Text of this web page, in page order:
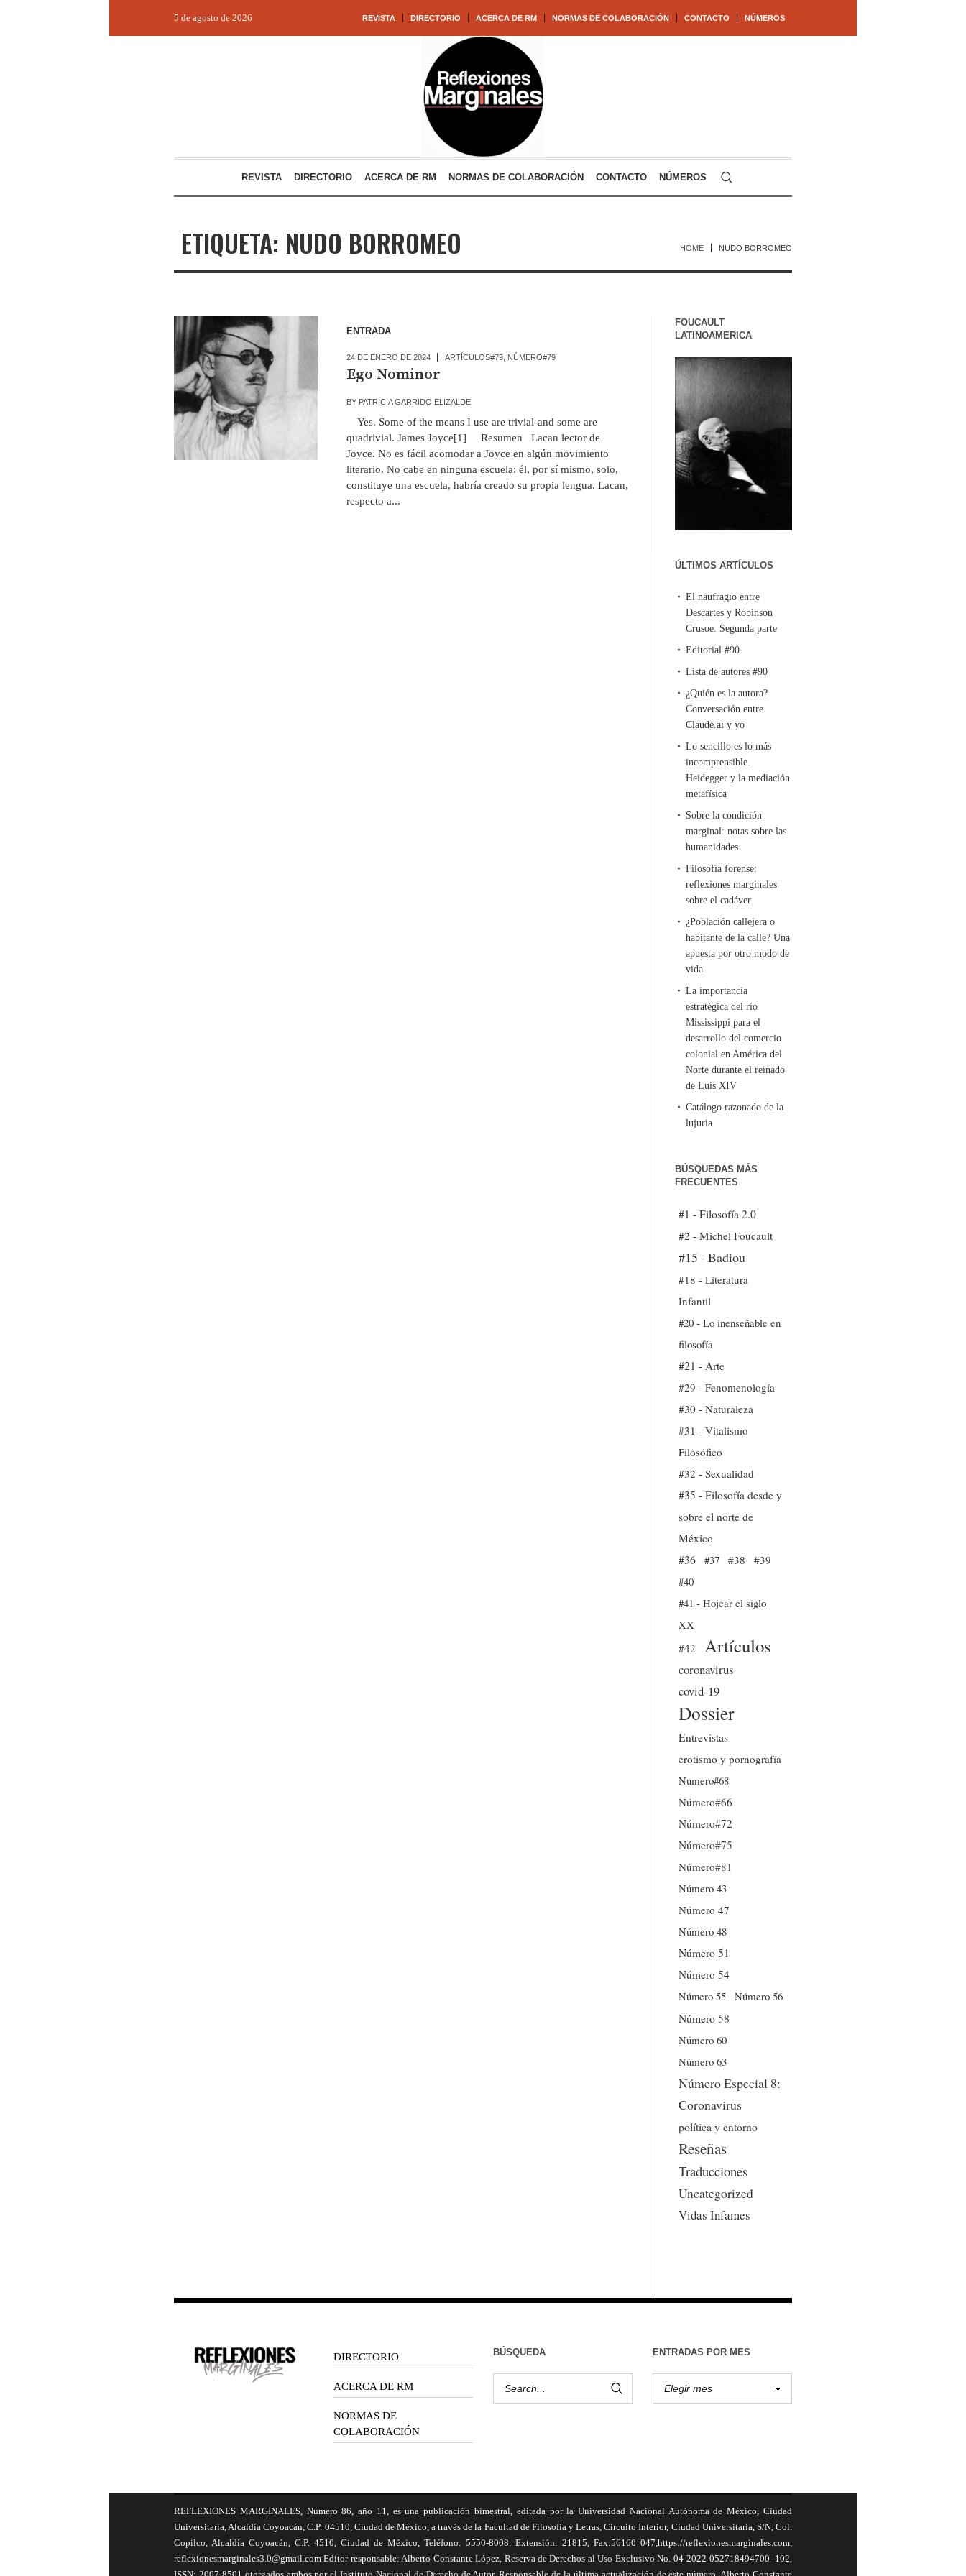
REVISTA DIRECTORIO ACERCA DE RM NORMAS DE COLABORACIÓN CONTACTO NÚMEROS
5 de agosto de 2026
REVISTA DIRECTORIO ACERCA DE RM NORMAS DE COLABORACIÓN CONTACTO NÚMEROS
ETIQUETA: NUDO BORROMEO HOME NUDO BORROMEO
ENTRADA
24 DE ENERO DE 2024 ARTÍCULOS#79, NÚMERO#79
Ego Nominor
BY PATRICIA GARRIDO ELIZALDE
Yes. Some of the means I use are trivial-and some are
quadrivial. James Joyce[1] Resumen Lacan lector de
Joyce. No es fácil acomodar a Joyce en algún movimiento
literario. No cabe en ninguna escuela: él, por sí mismo, solo,
constituye una escuela, habría creado su propia lengua. Lacan,
respecto a...
FOUCAULT
LATINOAMERICA
ÚLTIMOS ARTÍCULOS
El naufragio entre
Descartes y Robinson
Crusoe. Segunda parte
Editorial #90
Lista de autores #90
¿Quién es la autora?
Conversación entre
Claude.ai y yo
Lo sencillo es lo más
incomprensible.
Heidegger y la mediación
metafísica
Sobre la condición
marginal: notas sobre las
humanidades
Filosofía forense:
reflexiones marginales
sobre el cadáver
¿Población callejera o
habitante de la calle? Una
apuesta por otro modo de
vida
La importancia
estratégica del río
Mississippi para el
desarrollo del comercio
colonial en América del
Norte durante el reinado
de Luis XIV
Catálogo razonado de la
lujuria
BÚSQUEDAS MÁS
FRECUENTES
#1 - Filosofía 2.0
#2 - Michel Foucault
#15 - Badiou
#18 - Literatura
Infantil
#20 - Lo inenseñable en
filosofía
#21 - Arte
#29 - Fenomenología
#30 - Naturaleza
#31 - Vitalismo
Filosófico
#32 - Sexualidad
#35 - Filosofía desde y
sobre el norte de
México
#36
#37 #38
#39
#40
#41 - Hojear el siglo
XX
#42
Artículos
coronavirus
covid-19
Dossier
Entrevistas
erotismo y pornografía
Numero#68
Número#66
Número#72
Número#75
Número#81
Número 43
Número 47
Número 48
Número 51
Número 54
Número 55
Número 56
Número 58
Número 60
Número 63
Número Especial 8:
Coronavirus
política y entorno
Reseñas
Traducciones
Uncategorized
Vidas Infames
DIRECTORIO
ACERCA DE RM
NORMAS DE
COLABORACIÓN
BÚSQUEDA ENTRADAS POR MES
REFLEXIONES MARGINALES, Número 86, año 11, es una publicación bimestral, editada por la Universidad Nacional Autónoma de México, Ciudad
Universitaria, Alcaldía Coyoacán, C.P. 04510, Ciudad de México, a través de la Facultad de Filosofía y Letras, Circuito Interior, Ciudad Universitaria, S/N, Col.
Copilco, Alcaldía Coyoacán, C.P. 4510, Ciudad de México, Teléfono: 5550-8008, Extensión: 21815, Fax:56160 047,https://reflexionesmarginales.com,
reflexionesmarginales3.0@gmail.com Editor responsable: Alberto Constante López, Reserva de Derechos al Uso Exclusivo No. 04-2022-052718494700- 102,